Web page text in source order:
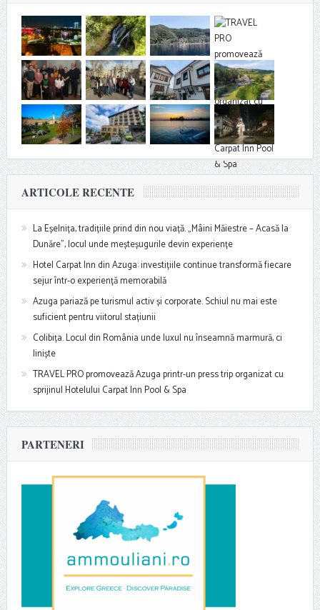
ARTICOLE RECENTE
La Eșelnița, tradițiile prind din nou viață. „Mâini Măiestre – Acasă la
Dunăre”, locul unde meșteșugurile devin experiențe
Hotel Carpat Inn din Azuga: investițiile continue transformă fiecare
sejur într-o experiență memorabilă
Azuga pariază pe turismul activ și corporate. Schiul nu mai este
suficient pentru viitorul stațiunii
Colibița. Locul din România unde luxul nu înseamnă marmură, ci
liniște
TRAVEL PRO promovează Azuga printr-un press trip organizat cu
sprijinul Hotelului Carpat Inn Pool & Spa
PARTENERI